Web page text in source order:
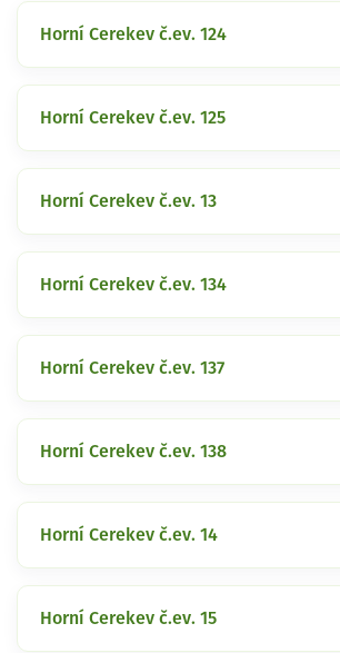
Horní Cerekev č.ev. 124
Horní Cerekev č.ev. 125
Horní Cerekev č.ev. 13
Horní Cerekev č.ev. 134
Horní Cerekev č.ev. 137
Horní Cerekev č.ev. 138
Horní Cerekev č.ev. 14
Horní Cerekev č.ev. 15